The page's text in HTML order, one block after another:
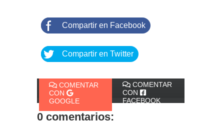
Compartir en Facebook
Compartir en Twitter
COMENTAR
CON
GOOGLE
COMENTAR
CON
FACEBOOK
0 comentarios: